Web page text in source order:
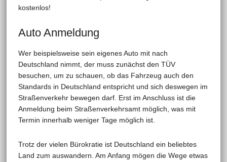
kostenlos!
Auto Anmeldung
Wer beispielsweise sein eigenes Auto mit nach
Deutschland nimmt, der muss zunächst den TÜV
besuchen, um zu schauen, ob das Fahrzeug auch den
Standards in Deutschland entspricht und sich deswegen im
Straßenverkehr bewegen darf. Erst im Anschluss ist die
Anmeldung beim Straßenverkehrsamt möglich, was mit
Termin innerhalb weniger Tage möglich ist.
Trotz der vielen Bürokratie ist Deutschland ein beliebtes
Land zum auswandern. Am Anfang mögen die Wege etwas